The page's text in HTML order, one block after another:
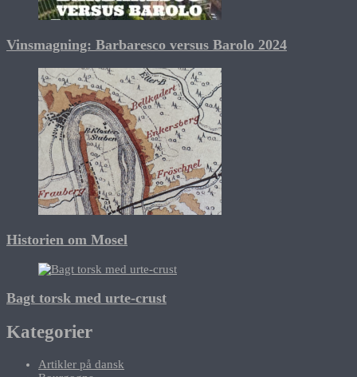
Vinsmagning: Barbaresco versus Barolo 2024
Historien om Mosel
Bagt torsk med urte-crust
Kategorier
Artikler på dansk